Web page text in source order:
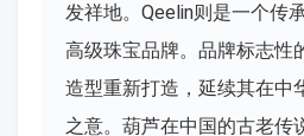
发祥地。Qeelin则是一个传
高级珠宝品牌。品牌标志性
造型重新打造，延续其在中
之意。葫芦在中国的古老传